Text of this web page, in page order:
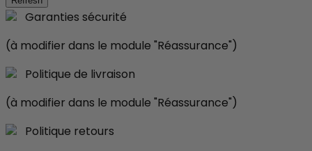
Garanties sécurité
(à modifier dans le module "Réassurance")
Politique de livraison
(à modifier dans le module "Réassurance")
Politique retours